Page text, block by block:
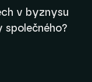
v byznysu
společného?